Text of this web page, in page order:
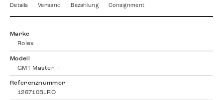
Details Versand Bezahlung Consignment
Marke
Rolex
Modell
GMT Master II
Referenznummer
126710BLRO